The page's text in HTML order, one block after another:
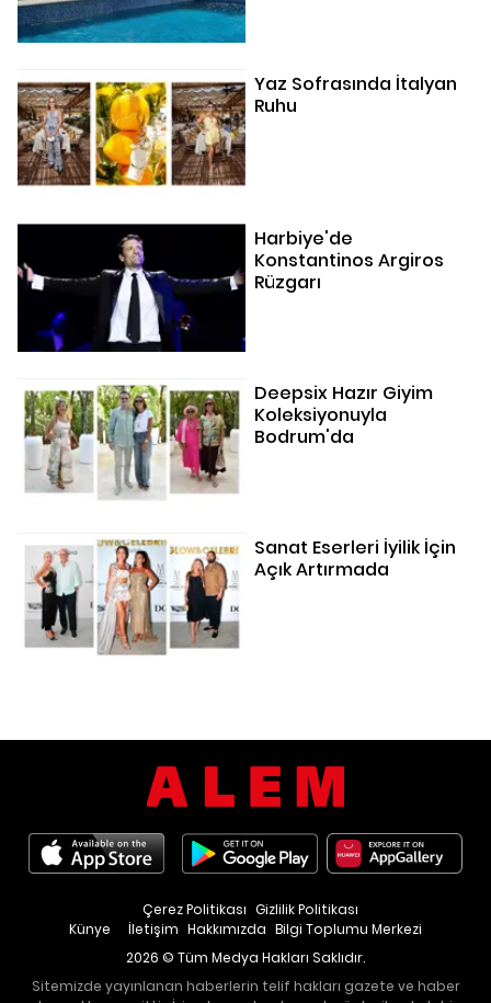
Yaz Sofrasında İtalyan
Ruhu
Harbiye'de
Konstantinos Argiros
Rüzgarı
Deepsix Hazır Giyim
Koleksiyonuyla
Bodrum'da
Sanat Eserleri İyilik İçin
Açık Artırmada
Künye İletişim Hakkımızda Bilgi Toplumu Merkezi
Çerez Politikası Gizlilik Politikası
2026 © Tüm Medya Hakları Saklıdır.
Sitemizde yayınlanan haberlerin telif hakları gazete ve haber